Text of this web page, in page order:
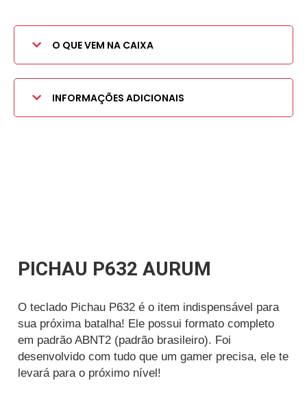
O QUE VEM NA CAIXA
INFORMAÇÕES ADICIONAIS
PICHAU P632 AURUM
O teclado Pichau P632 é o item indispensável para
sua próxima batalha! Ele possui formato completo
em padrão ABNT2 (padrão brasileiro). Foi
desenvolvido com tudo que um gamer precisa, ele te
levará para o próximo nível!